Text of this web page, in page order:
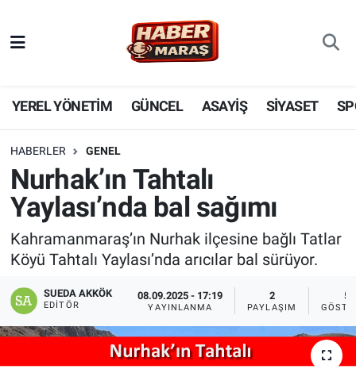
YEREL YÖNETİM GÜNCEL ASAYİŞ SİYASET
HABERLER GENEL
Nurhak’ın Tahtalı
Yaylası’nda bal sağımı
Kahramanmaraş’ın Nurhak ilçesine bağlı Tatlar
Köyü Tahtalı Yaylası’nda arıcılar bal sürüyor.
SUEDA AKKÖK
EDITÖR
08.09.2025 - 17:19
YAYINLANMA
2
PAYLAŞIM
5
YEREL YÖNETİM
GÜNCEL
KADIN AİLE
SPOR
DÜNYA
EKONOMİ
Nöbetçi Eczaneler
Hava Durumu
Süper Lig Puan Durumu ve Fikstür
Tüm Manşetler
Son Dakika Haberleri
Haber Arşivi